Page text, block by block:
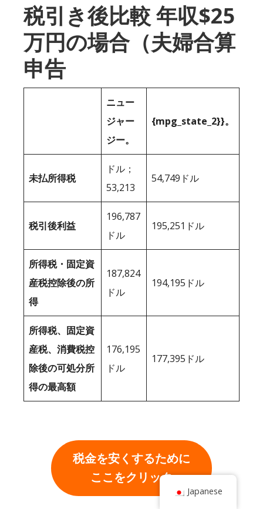
税引き後比較 年収$25
万円の場合（夫婦合算
申告
ニュー
ジャー
ジー。
{mpg_state_2}}。
未払所得税
ドル；
53,213
54,749ドル
税引後利益
196,787
ドル
195,251ドル
所得税・固定資
産税控除後の所
得
187,824
ドル
194,195ドル
所得税、固定資
産税、消費税控
除後の可処分所
得の最高額
176,195
ドル
177,395ドル
税金を安くするために
ここをクリック
Japanese